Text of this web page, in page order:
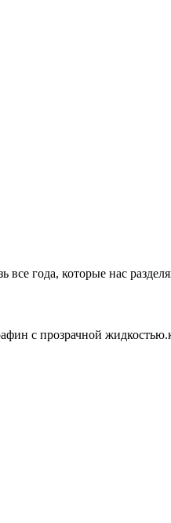
все года, которые нас
с прозрачной